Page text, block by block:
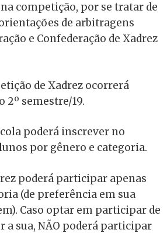
competição, por se tratar de
de arbitragens
e Confederação de Xadrez
de Xadrez ocorrerá
semestre/19.
poderá inscrever no
por gênero e categoria.
poderá participar apenas
(de preferência em sua
Caso optar em participar de
a sua, NÃO poderá participar